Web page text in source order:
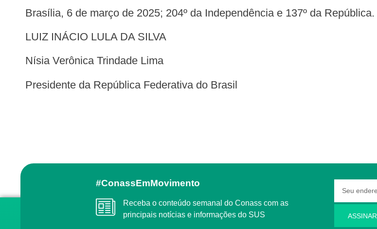
Brasília, 6 de março de 2025; 204º da Independência e 137º da República.
LUIZ INÁCIO LULA DA SILVA
Nísia Verônica Trindade Lima
Presidente da República Federativa do Brasil
#ConassEmMovimento
Receba o conteúdo semanal do Conass com as
principais notícias e informações do SUS
ASSINAR